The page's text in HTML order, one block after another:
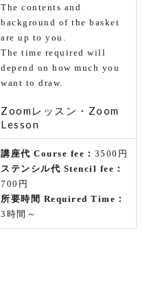
The contents and
background of the basket
are up to you.
The time required will
depend on how much you
want to draw.
Zoomレッスン・Zoom
Lesson
講座代 Course fee： 3500円
ステンシル代 Stencil fee：
700円
所要時間 Required Time：
3時間～